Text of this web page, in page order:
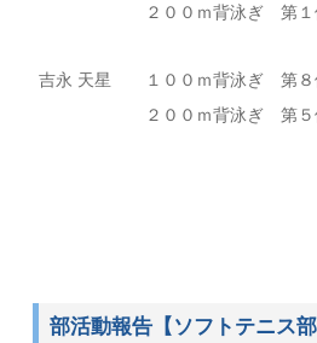
２００ｍ背泳ぎ 第１
吉永 天星 １００ｍ背泳ぎ 第８
２００ｍ背泳ぎ 第５
部活動報告【ソフトテニス部